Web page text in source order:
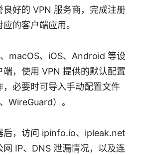
良好的 VPN 服务商，完成注册
的客户端应用。
macOS、iOS、Android 等设
端，使用 VPN 提供的默认配置
，必要时可导入手动配置文件
WireGuard）。
后，访问 ipinfo.io、ipleak.net
网 IP、DNS 泄漏情况，以及连